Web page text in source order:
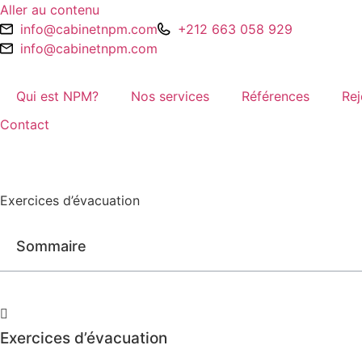
Aller au contenu
info@cabinetnpm.com
+212 663 058 929
info@cabinetnpm.com
Qui est NPM? Nos services Références
Contact
Exercices d’évacuation
Sommaire
Exercices d’évacuation